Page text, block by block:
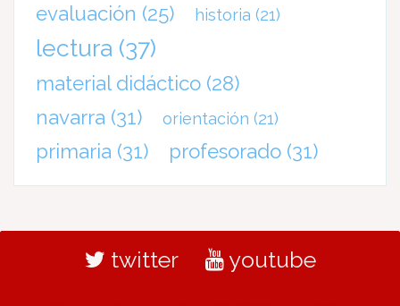
evaluación (25) historia (21)
lectura (37)
material didáctico (28)
navarra (31) orientación (21)
primaria (31) profesorado (31)
twitter youtube